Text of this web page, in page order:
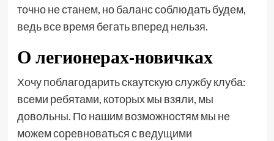
точно не станем, но баланс соблюдать будем,
ведь все время бегать вперед нельзя.
О легионерах-новичках
Хочу поблагодарить скаутскую службу клуба:
всеми ребятами, которых мы взяли, мы
довольны. По нашим возможностям мы не
можем соревноваться с ведущими